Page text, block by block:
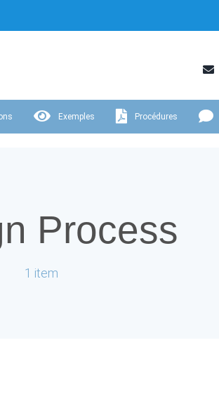
Exemples Procédures
Process
1 item